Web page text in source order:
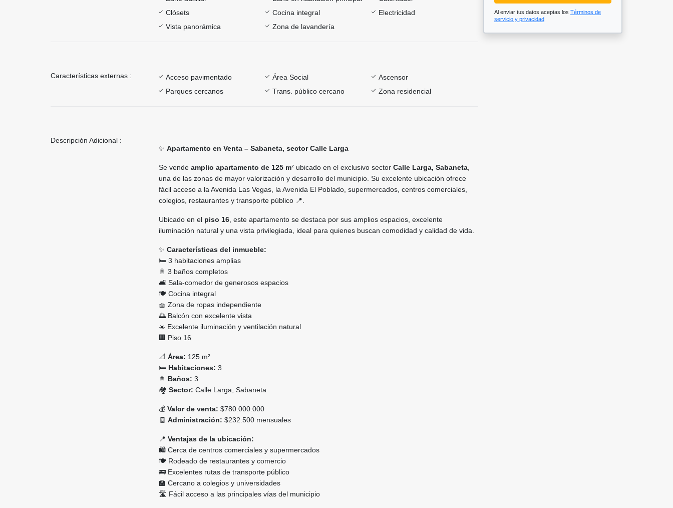
Clósets
Cocina integral
Electricidad
Vista panorámica
Zona de lavandería
Características externas : Acceso pavimentado Área Social
Ascensor
Parques cercanos
Trans. público cercano Zona residencial
Descripción Adicional :
✨ Apartamento en Venta – Sabaneta, sector Calle Larga
Se vende amplio apartamento de 125 m² ubicado en el exclusivo sector Calle Larga, Sabaneta
una de las zonas de mayor valorización y desarrollo del municipio. Su excelente ubicación ofrece
fácil acceso a la Avenida Las Vegas, la Avenida El Poblado, supermercados, centros comerciales,
colegios, restaurantes y transporte público 📍.
Ubicado en el piso 16 , este apartamento se destaca por sus amplios espacios, excelente
iluminación natural y una vista privilegiada, ideal para quienes buscan comodidad y calidad de vida.
✨ Características del inmueble:
🛏️ 3 habitaciones amplias
🚿 3 baños completos
🛋️ Sala-comedor de generosos espacios
🍽️ Cocina integral
🧺 Zona de ropas independiente
🌅 Balcón con excelente vista
☀️ Excelente iluminación y ventilación natural
🏢 Piso 16
📐 Área: 125 m²
🛏️ Habitaciones: 3
🚿 Baños: 3
🏘️ Sector: Calle Larga, Sabaneta
💰 Valor de venta: $780.000.000
🧾 Administración: $232.500 mensuales
📍 Ventajas de la ubicación:
🛍️ Cerca de centros comerciales y supermercados
🍽️ Rodeado de restaurantes y comercio
🚌 Excelentes rutas de transporte público
🏫 Cercano a colegios y universidades
🛣️ Fácil acceso a las principales vías del municipio
Al enviar tus datos aceptas los Términos de
servicio y privacidad